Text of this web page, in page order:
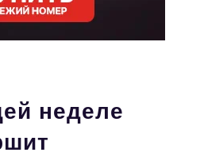
неделе